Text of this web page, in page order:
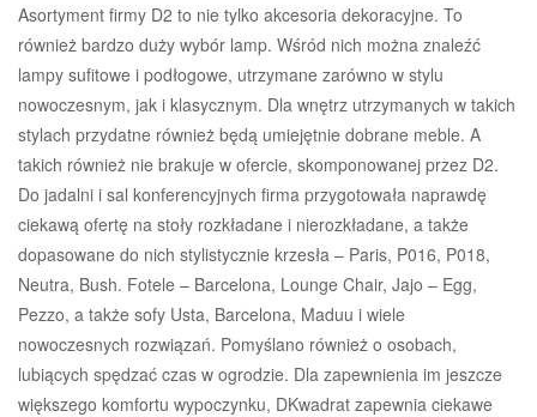
Asortyment firmy D2 to nie tylko akcesoria dekoracyjne. To
również bardzo duży wybór lamp. Wśród nich można znaleźć
lampy sufitowe i podłogowe, utrzymane zarówno w stylu
nowoczesnym, jak i klasycznym. Dla wnętrz utrzymanych w takich
stylach przydatne również będą umiejętnie dobrane meble. A
takich również nie brakuje w ofercie, skomponowanej przez D2.
Do jadalni i sal konferencyjnych firma przygotowała naprawdę
ciekawą ofertę na stoły rozkładane i nierozkładane, a także
dopasowane do nich stylistycznie krzesła – Paris, P016, P018,
Neutra, Bush. Fotele – Barcelona, Lounge Chair, Jajo – Egg,
Pezzo, a także sofy Usta, Barcelona, Maduu i wiele
nowoczesnych rozwiązań. Pomyślano również o osobach,
lubiących spędzać czas w ogrodzie. Dla zapewnienia im jeszcze
większego komfortu wypoczynku, DKwadrat zapewnia ciekawe